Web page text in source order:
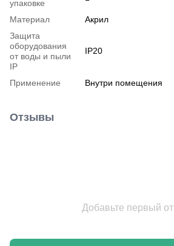
упаковке
Материал
Акрил
Защита
оборудования
от воды и пыли
IP
IP20
Применение Внутри помещения
Отзывы
Добавьте первый